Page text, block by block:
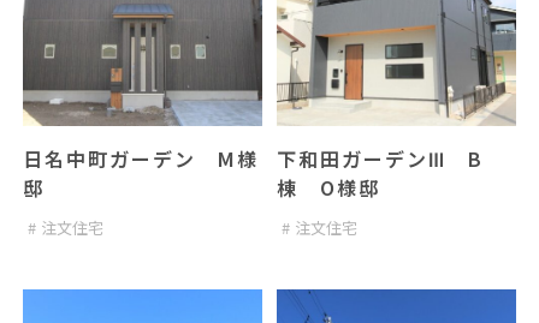
日名中町ガーデン M様
邸
注文住宅
下和田ガーデンⅢ B
棟 O様邸
注文住宅